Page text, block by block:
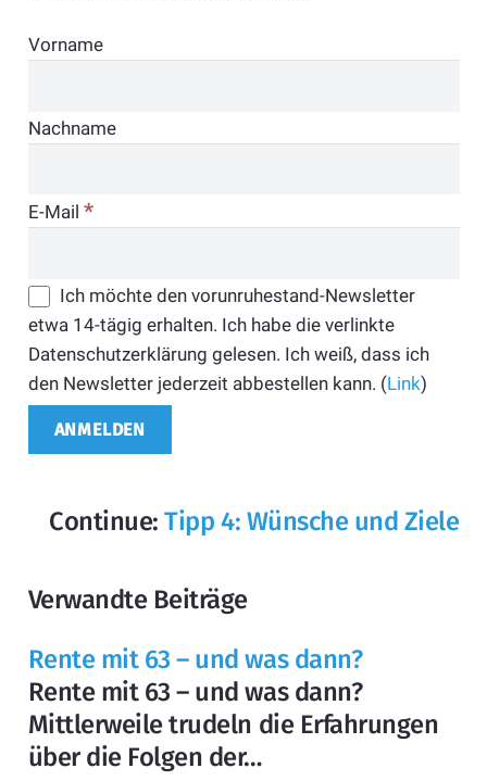
Vorname
Nachname
E-Mail *
Ich möchte den vorunruhestand-Newsletter
etwa 14-tägig erhalten. Ich habe die verlinkte
Datenschutzerklärung gelesen. Ich weiß, dass ich
den Newsletter jederzeit abbestellen kann. (Link)
Continue:Tipp 4: Wünsche und Ziele
Verwandte Beiträge
Rente mit 63 – und was dann?
Rente mit 63 – und was dann?
Mittlerweile trudeln die Erfahrungen
über die Folgen der…